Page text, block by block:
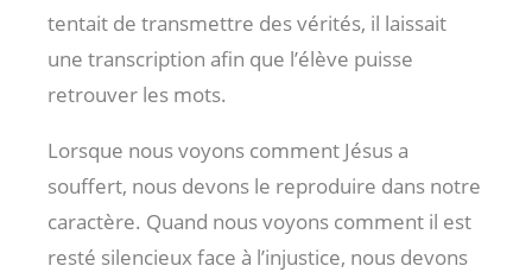
tentait de transmettre des vérités, il laissait
une transcription afin que l’élève puisse
retrouver les mots.
Lorsque nous voyons comment Jésus a
souffert, nous devons le reproduire dans notre
caractère. Quand nous voyons comment il est
resté silencieux face à l’injustice, nous devons